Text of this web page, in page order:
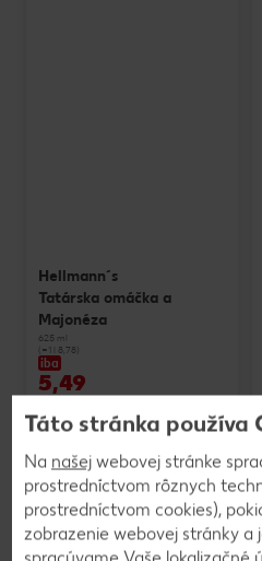
Hellmann´s
Tatárska omáčka a
Majonéza
625 ml
(=1 l 8,78)
iba
5,49
Táto stránka používa
Na našej webovej stránke
prostredníctvom rôznych
prostredníctvom cookies),
zobrazenie webovej stránky a